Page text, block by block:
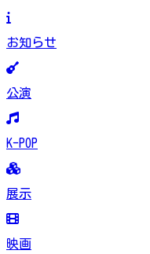
お知らせ
公演
K-POP
展示
映画